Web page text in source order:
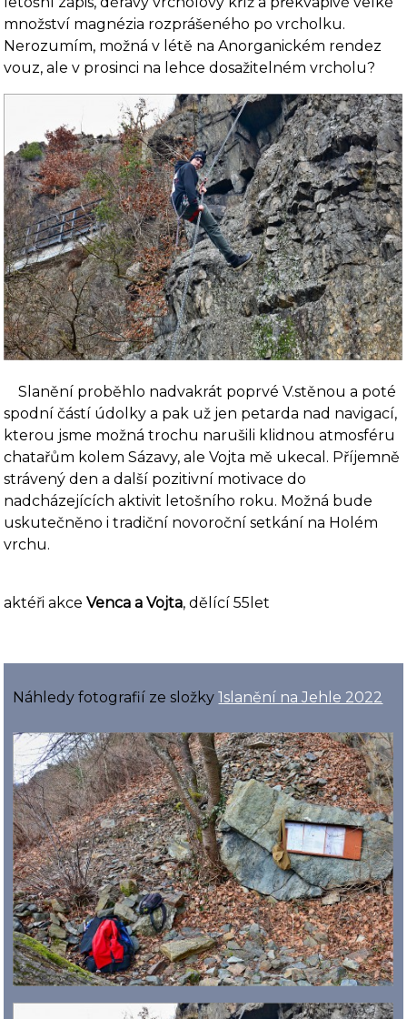
množství magnézia rozprášeného po vrcholku.
Nerozumím, možná v létě na Anorganickém rendez
vouz, ale v prosinci na lehce dosažitelném vrcholu?
Slanění proběhlo nadvakrát poprvé V.stěnou a poté
spodní částí údolky a pak už jen petarda nad navigací,
kterou jsme možná trochu narušili klidnou atmosféru
chatařům kolem Sázavy, ale Vojta mě ukecal. Příjemně
strávený den a další pozitivní motivace do
nadcházejících aktivit letošního roku. Možná bude
uskutečněno i tradiční novoroční setkání na Holém
vrchu.
aktéři akceVenca a Vojta, dělící 55let
Náhledy fotografií ze složky1slanění na Jehle 2022